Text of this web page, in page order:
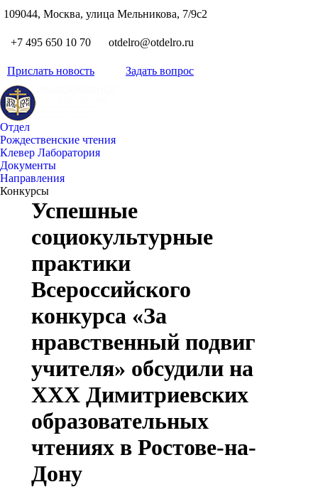
109044, Москва, улица Мельникова, 7/9с2
+7 495 650 10 70 otdelro@otdelro.ru
Прислать новость Задать вопрос
Отдел
Рождественские чтения
Клевер Лаборатория
Документы
Направления
Конкурсы
Успешные
социокультурные
практики
Всероссийского
конкурса «За
нравственный подвиг
учителя» обсудили на
XXX Димитриевских
образовательных
чтениях в Ростове-на-
Дону